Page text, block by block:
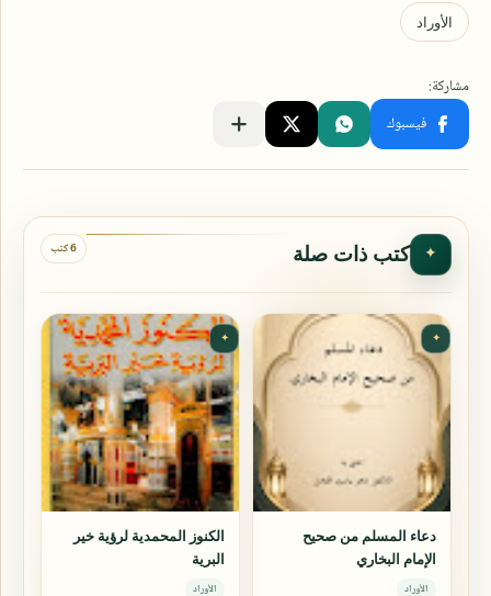
✦ كتب ذات صلة 6 كتب
✦
دعاء المسلم من صحيح
الإمام البخاري
الأوراد
✦
الكنوز المحمدية لرؤية خير
البرية
الأوراد